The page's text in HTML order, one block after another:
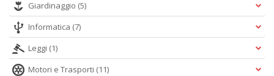
Giardinaggio (5)
Informatica (7)
Leggi (1)
Motori e Trasporti (11)